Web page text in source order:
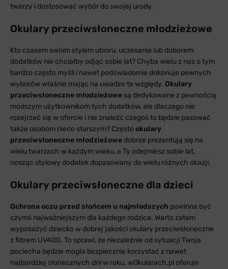
twarzy i dostosować wybór do swojej urody.
Okulary przeciwsłoneczne młodzieżowe
Kto czasem swoim stylem ubioru, uczesania lub doborem
dodatków nie chciałby odjąć sobie lat? Chyba wielu z nas o tym
bardzo często myśli i nawet podświadomie dokonuje pewnych
wyborów właśnie mając na uwadze te względy. Okulary
przeciwsłoneczne młodzieżowe są dedykowane z pewnością
modszym użytkownikom tych dodatków, ale dlaczego nie
rozejrzeć się w ofercie i nie znaleźć czegoś to będzie pasować
także osobom nieco starszym? Często okulary
przeciwsłoneczne młodzieżowe dobrze prezentują się na
wielu twarzach w każdym wieku, a Ty odejmiesz sobie lat,
nosząc stylowy dodatek dopasowany do wielu różnych okazji.
Okulary przeciwsłoneczne dla dzieci
Ochrona oczu przed słońcem u najmłodszych powinna być
czymś najważniejszym dla każdego rodzica. Warto zatem
wyposażyć dziecko w dobrej jakości okulary przeciwsłoneczne
z filtrem UV400. To sprawi, że niezależnie od sytuacji Twoja
pociecha będzie mogła bezpiecznie korzystać z nawet
najbardziej słonecznych dni w roku. wOkularach.pl oferuje